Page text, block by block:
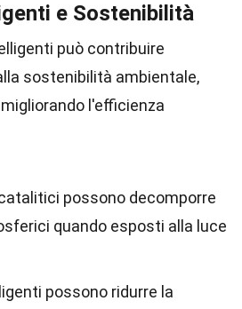
e Sostenibilità
può contribuire
sostenibilità ambientale,
l'efficienza
possono decomporre
quando esposti alla luce
possono ridurre la